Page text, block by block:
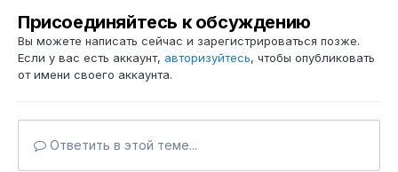
Присоединяйтесь к обсуждению
Вы можете написать сейчас и зарегистрироваться позже.
Если у вас есть аккаунт, авторизуйтесь, чтобы опубликовать
от имени своего аккаунта.
Ответить в этой теме...